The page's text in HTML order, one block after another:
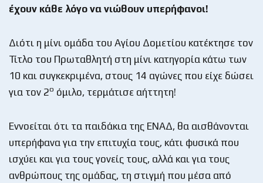
έχουν κάθε λόγο να νιώθουν υπερήφανοι!
Διότι η μίνι ομάδα του Αγίου Δομετίου κατέκτησε τον
Τίτλο του Πρωταθλητή στη μίνι κατηγορία κάτω των
10 και συγκεκριμένα, στους 14 αγώνες που είχε δώσει
για τον 2ο όμιλο, τερμάτισε αήττητη!
Εννοείται ότι τα παιδάκια της ΕΝΑΔ, θα αισθάνονται
υπερήφανα για την επιτυχία τους, κάτι φυσικά που
ισχύει και για τους γονείς τους, αλλά και για τους
ανθρώπους της ομάδας, τη στιγμή που μέσα από